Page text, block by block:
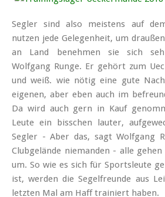
Segler sind also meistens auf
nutzen jede Gelegen­heit, um
an Land benehmen sie sich
Wolfgang Runge. Er gehört zum
und weiß. wie nötig eine gute
eigenen, aber eben auch im
Da wird auch gern in Kauf
Leute ein bisschen lauter,
Segler - Aber das, sagt Wolfgang
Club­gelände niemanden - alle
um. So wie es sich für Sports­leute
ist, werden die Segel­freunde aus
letzten Mal am Haff trainiert haben.